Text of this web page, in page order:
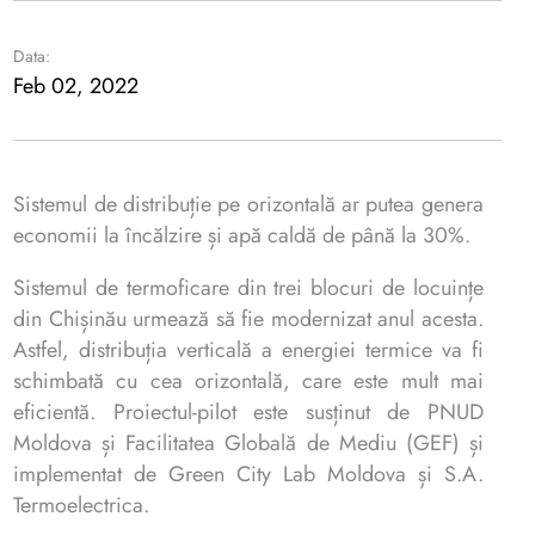
Data:
Feb 02, 2022
Sistemul de distribuție pe orizontală ar putea genera
economii la încălzire și apă caldă de până la 30%.
Sistemul de termoficare din trei blocuri de locuințe
din Chișinău urmează să fie modernizat anul acesta.
Astfel, distribuția verticală a energiei termice va fi
schimbată cu cea orizontală, care este mult mai
eficientă. Proiectul-pilot este susținut de PNUD
Moldova și Facilitatea Globală de Mediu (GEF) și
implementat de Green City Lab Moldova și S.A.
Termoelectrica.